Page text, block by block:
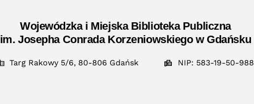
Wojewódzka i Miejska Biblioteka Publiczna
im. Josepha Conrada Korzeniowskiego w Gdańsku
Targ Rakowy 5/6, 80-806 Gdańsk NIP: 583-19-50-988